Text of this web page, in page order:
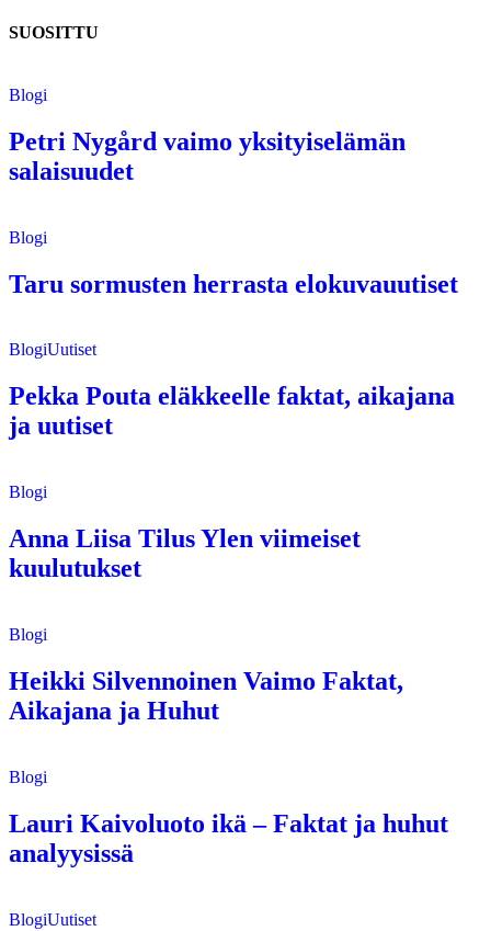
SUOSITTU
Blogi
Petri Nygård vaimo yksityiselämän
salaisuudet
Blogi
Taru sormusten herrasta elokuvauutiset
BlogiUutiset
Pekka Pouta eläkkeelle faktat, aikajana
ja uutiset
Blogi
Anna Liisa Tilus Ylen viimeiset
kuulutukset
Blogi
Heikki Silvennoinen Vaimo Faktat,
Aikajana ja Huhut
Blogi
Lauri Kaivoluoto ikä – Faktat ja huhut
analyysissä
BlogiUutiset